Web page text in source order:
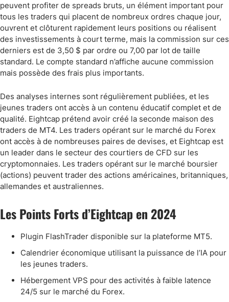
peuvent profiter de spreads bruts, un élément important pour
tous les traders qui placent de nombreux ordres chaque jour,
ouvrent et clôturent rapidement leurs positions ou réalisent
des investissements à court terme, mais la commission sur ces
derniers est de 3,50 $ par ordre ou 7,00 par lot de taille
standard. Le compte standard n’affiche aucune commission
mais possède des frais plus importants.
Des analyses internes sont régulièrement publiées, et les
jeunes traders ont accès à un contenu éducatif complet et de
qualité. Eightcap prétend avoir créé la seconde maison des
traders de MT4. Les traders opérant sur le marché du Forex
ont accès à de nombreuses paires de devises, et Eightcap est
un leader dans le secteur des courtiers de CFD sur les
cryptomonnaies. Les traders opérant sur le marché boursier
(actions) peuvent trader des actions américaines, britanniques,
allemandes et australiennes.
Les Points Forts d’Eightcap en 2024
Plugin FlashTrader disponible sur la plateforme MT5.
Calendrier économique utilisant la puissance de l’IA pour
les jeunes traders.
Hébergement VPS pour des activités à faible latence
24/5 sur le marché du Forex.